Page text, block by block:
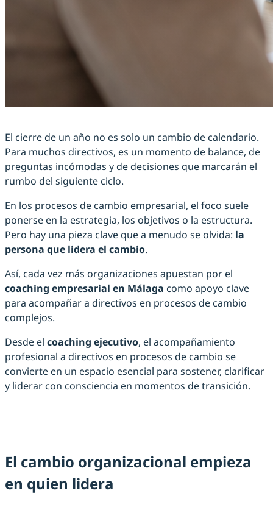
El cierre de un año no es solo un cambio de calendario.
Para muchos directivos, es un momento de balance, de
preguntas incómodas y de decisiones que marcarán el
rumbo del siguiente ciclo.
En los procesos de cambio empresarial, el foco suele
ponerse en la estrategia, los objetivos o la estructura.
Pero hay una pieza clave que a menudo se olvida: la
persona que lidera el cambio.
Así, cada vez más organizaciones apuestan por el
coaching empresarial en Málaga como apoyo clave
para acompañar a directivos en procesos de cambio
complejos.
Desde el coaching ejecutivo, el acompañamiento
profesional a directivos en procesos de cambio se
convierte en un espacio esencial para sostener, clarificar
y liderar con consciencia en momentos de transición.
El cambio organizacional empieza
en quien lidera